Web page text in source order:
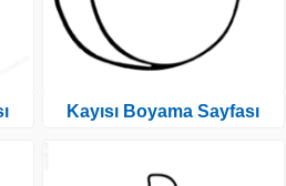
Kayısı Boyama Sayfası